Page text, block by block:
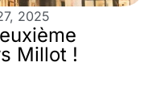
2025
Millot !